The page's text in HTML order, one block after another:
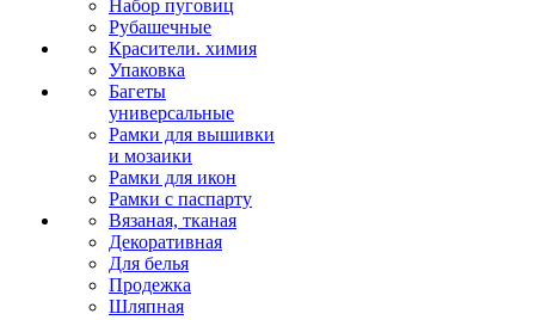
Набор пуговиц
Рубашечные
Красители. химия
Упаковка
Багеты
универсальные
Рамки для вышивки
и мозаики
Рамки для икон
Рамки с паспарту
Вязаная, тканая
Декоративная
Для белья
Продежка
Шляпная